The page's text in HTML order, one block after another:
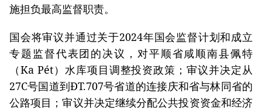
施担负最高监督职责。
国会将审议并通过关于2024年国会监督计划和成立
专题监督代表团的决议，对平顺省咸顺南县佩特
（Ka Pét）水库项目调整投资政策；审议并决定从
27C号国道到ĐT.707号省道的连接庆和省与林同省的
公路项目；审议并决定继续分配公共投资资金和经济